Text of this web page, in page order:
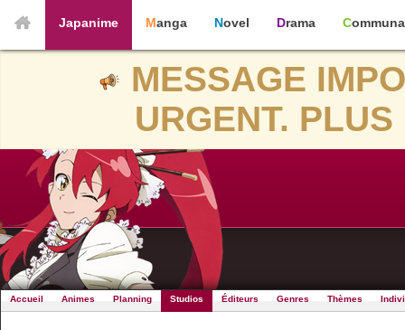
Japanime Manga Novel Drama
MESSAGE
URGENT.
Accueil Animes Planning Studios Éditeurs Genres Thèmes